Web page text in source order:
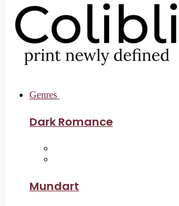
Genres
Dark Romance
Mundart